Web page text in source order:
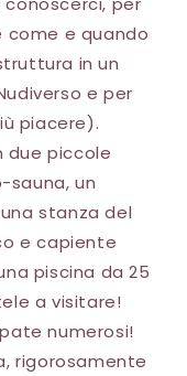
come e quando
in un
e per
piacere).
due piccole
sauna, un
stanza del
e capiente
piscina da 25
a visitare!
numerosi!
rigorosamente